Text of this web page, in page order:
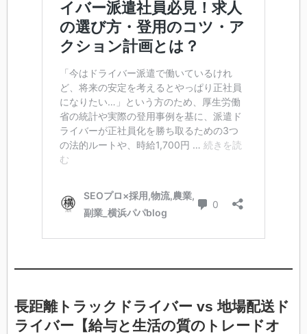
長距離トラックドライバー vs 地場配送ド
ライバー【給与と生活の質のトレードオ